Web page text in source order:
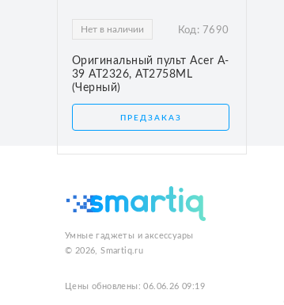
Нет в наличии Код: 7690
Оригинальный пульт Acer A-
39 AT2326, AT2758ML
(Черный)
ПРЕДЗАКАЗ
Умные гаджеты и аксессуары
© 2026, Smartiq.ru
Цены обновлены: 06.06.26 09:19